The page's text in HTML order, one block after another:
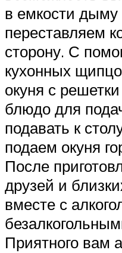
в емкости дыму
переставляем
сторону. С
кухонных
окуня с
блюдо для
подавать к
подаем окуня
После
друзей и
вместе с
Приятного вам